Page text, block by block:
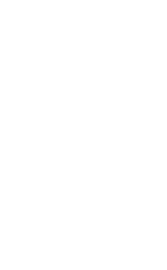
необходимые
в зависимости
Все